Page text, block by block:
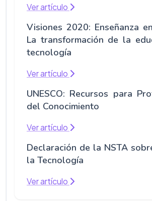
Ver artículo
Visiones 2020: Enseñanza
La transformación de la
tecnología
Ver artículo
UNESCO: Recursos para
del Conocimiento
Ver artículo
Declaración de la NSTA
la Tecnología
Ver artículo